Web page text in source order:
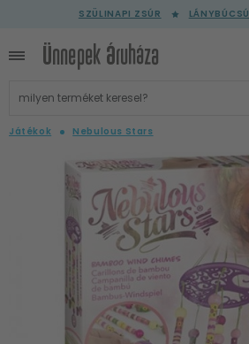
SZÜLINAPI ZSÚR LÁNYBÚCSÚ
Játékok Nebulous Stars